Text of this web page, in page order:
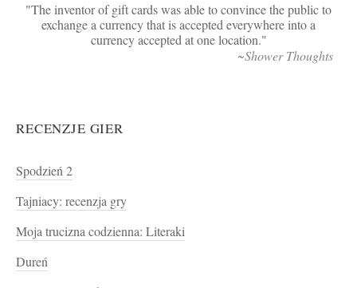
The inventor of gift cards was able to convince the public to
exchange a currency that is accepted everywhere into a
currency accepted at one location.
~Shower Thoughts
RECENZJE GIER
Spodzień 2
Tajniacy: recenzja gry
Moja trucizna codzienna: Literaki
Dureń